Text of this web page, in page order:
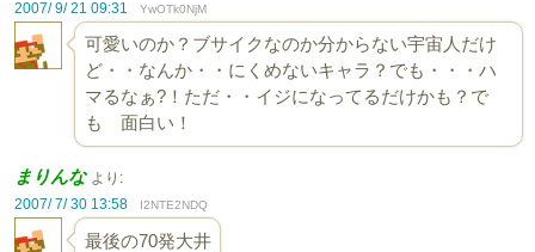
2007/ 9/ 21 09:31
YwOTk0NjM
可愛いのか？ブサイクなのか分からない宇宙人だけ
ど・・なんか・・にくめないキャラ？でも・・・ハ
マるなぁ?！ただ・・イジになってるだけかも？で
も 面白い！
まりんな より:
2007/ 7/ 30 13:58
I2NTE2NDQ
最後の70発大井